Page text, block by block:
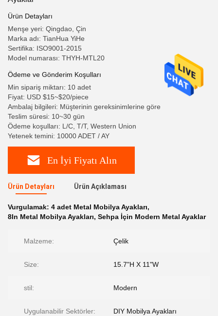
Ürün Detayları
Menşe yeri: Qingdao, Çin
Marka adı: TianHua YiHe
Sertifika: ISO9001-2015
Model numarası: THYH-MTL20
Ödeme ve Gönderim Koşulları
Min sipariş miktarı: 10 adet
Fiyat: USD $15~$20/piece
Ambalaj bilgileri: Müşterinin gereksinimlerine göre
Teslim süresi: 10~30 gün
Ödeme koşulları: L/C, T/T, Western Union
Yetenek temini: 10000 ADET / AY
En İyi Fiyatı Alın
Ürün Detayları Ürün Açıklaması
Vurgulamak: 4 adet Metal Mobilya Ayakları,
8In Metal Mobilya Ayakları, Sehpa İçin Modern Metal Ayaklar
Malzeme: Çelik
Size: 15.7"H X 11"W
stil: Modern
Uygulanabilir Sektörler: DIY Mobilya Ayakları